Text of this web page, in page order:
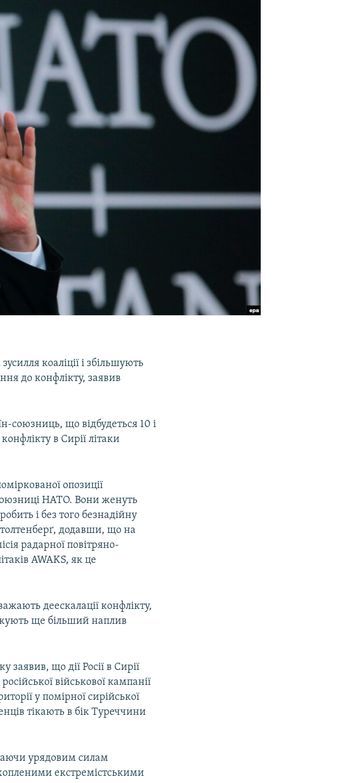
коаліції і збільшують
до конфлікту, заявив
союзниць, що відбудеться 10 і
в Сирії літаки
опозиції
НАТО. Вони женуть
і без того безнадійну
додавши, що на
радарної повітряно-
AWAKS, як це
деескалації конфлікту,
ще більший наплив
заявив, що дії Росії в Сирії
військової кампанії
у помірної сирійської
тікають в бік Туреччини
урядовим силам
екстремістськими